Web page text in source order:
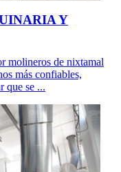
Y
molineros de nixtamal
más confiables,
que se ...